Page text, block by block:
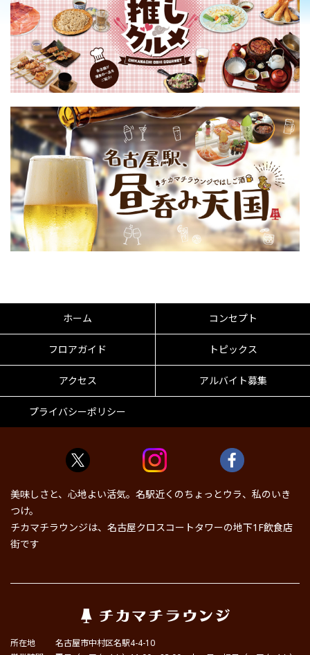
ホーム コンセプト
フロアガイド トピックス
アクセス アルバイト募集
プライバシーポリシー
美味しさと、心地よい活気。名駅近くのちょっとウラ、私のいき
つけ。
チカマチラウンジは、名古屋クロスコートタワーの地下1F飲食店
街です
所在地
名古屋市中村区名駅4-4-10